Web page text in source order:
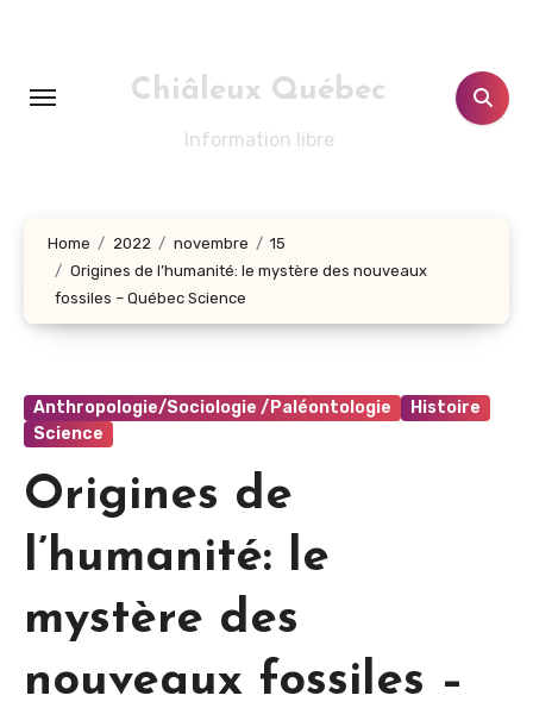
Chiâleux Québec
Information libre
Home 2022 novembre
15
Origines de l’humanité: le mystère des nouveaux
fossiles – Québec Science
Anthropologie/Sociologie /Paléontologie
Histoire
Science
Origines de
l’humanité: le
mystère des
nouveaux fossiles –